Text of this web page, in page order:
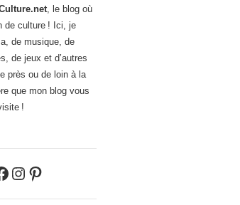
, le blog où
de culture ! Ici, je
de musique, de
de jeux et d’autres
près ou de loin à la
que mon blog vous
!
Instagram
Pinterest